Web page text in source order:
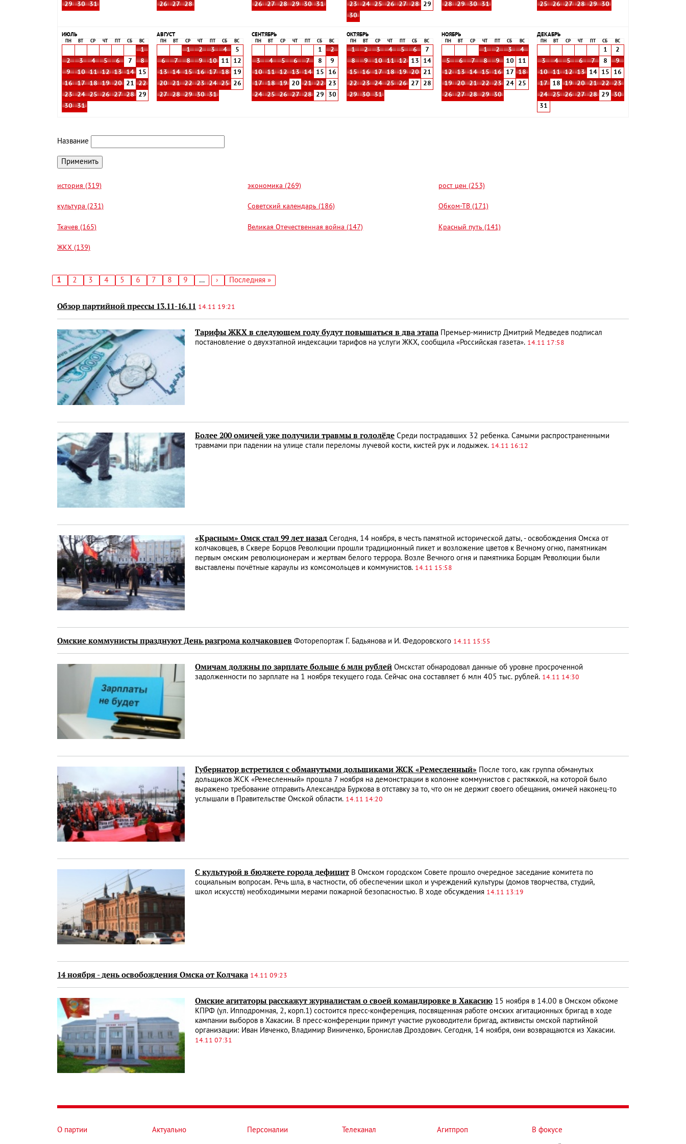
29
30 31
26
27 28
26
27 28 29 30 31
23
24 25 26 27 28
29
30
28
29 30 31
25
26 27 28 29 30
ИЮЛЬ
ПН ВТ СР ЧТ СБ ВС
1
2
3 4 5 6 7
8
9
10 11 12 13 14
15
16
17 18 19 20 21
22
23
24 25 26 27 28
29
30
31
АВГУСТ
ПН ВТ СР ЧТ СБ ВС
1 2 3 4
5
6
7 8 9 10 11
12
13
14 15 16 17 18
19
20
21 22 23 24 25
26
27
28 29 30 31
СЕНТЯБРЬ
ПН ВТ СР ЧТ СБ ВС
1
2
3
4 5 6 7 8
9
10
11 12 13 14 15
16
17
18 19 20 21 22
23
24
25 26 27 28 29 30
ОКТЯБРЬ
ПН ВТ СР ЧТ СБ ВС
1 2 3 4 5 6
7
8
9 10 11 12 13
14
15
16 17 18 19 20
21
22
23 24 25 26 27
28
29
30 31
НОЯБРЬ
ПН ВТ СР ЧТ СБ ВС
1 2 3
4
5
6 7 8 9 10
11
12
13 14 15 16 17
18
19
20 21 22 23 24
25
26
27 28 29 30
ДЕКАБРЬ
ПН ВТ СР ЧТ СБ ВС
1
2
3
4 5 6 7 8
9
10
11 12 13 14 15
16
17
18 19 20 21 22
23
24
25 26 27 28 29
30
31
Название
история (319) экономика (269) рост цен (253)
культура (231) Советский календарь (186) Обком-ТВ (171)
Ткачев (165) Великая Отечественная война (147) Красный путь (141)
ЖКХ (139)
Текущая
1 Страница
2 Страница
3 Страница
4 Страница
5 Страница
6 Страница
7 Страница
8 Страница
9 …
Следующая
›
Последняя
Последняя »
Обзор партийной прессы 13.11-16.11 14.11 19:21
Тарифы ЖКХ в следующем году будут повышаться в два этапа Премьер-министр Дмитрий Медведев подписал
постановление о двухэтапной индексации тарифов на услуги ЖКХ, сообщила «Российская газета». 14.11 17:58
Более 200 омичей уже получили травмы в гололёде Среди пострадавших 32 ребенка. Самыми распространенными
травмами при падении на улице стали переломы лучевой кости, кистей рук и лодыжек. 14.11 16:12
«Красным» Омск стал 99 лет назад Сегодня, 14 ноября, в честь памятной исторической даты, - освобождения Омска от
колчаковцев, в Сквере Борцов Революции прошли традиционный пикет и возложение цветов к Вечному огню, памятникам
первым омским революционерам и жертвам белого террора. Возле Вечного огня и памятника Борцам Революции были
выставлены почётные караулы из комсомольцев и коммунистов. 14.11 15:58
Омские коммунисты празднуют День разгрома колчаковцев Фоторепортаж Г. Бадьянова и И. Федоровского 14.11 15:55
Омичам должны по зарплате больше 6 млн рублей Омскстат обнародовал данные об уровне просроченной
задолженности по зарплате на 1 ноября текущего года. Сейчас она составляет 6 млн 405 тыс. рублей. 14.11 14:30
Губернатор встретился с обманутыми дольщиками ЖСК «Ремесленный» После того, как группа обманутых
дольщиков ЖСК «Ремесленный» прошла 7 ноября на демонстрации в колонне коммунистов с растяжкой, на которой было
выражено требование отправить Александра Буркова в отставку за то, что он не держит своего обещания, омичей наконец-то
услышали в Правительстве Омской области. 14.11 14:20
С культурой в бюджете города дефицит В Омском городском Совете прошло очередное заседание комитета по
социальным вопросам. Речь шла, в частности, об обеспечении школ и учреждений культуры (домов творчества, студий,
школ искусств) необходимыми мерами пожарной безопасностью. В ходе обсуждения 14.11 13:19
14 ноября - день освобождения Омска от Колчака 14.11 09:23
Омские агитаторы расскажут журналистам о своей командировке в Хакасию 15 ноября в 14.00 в Омском обкоме
КПРФ (ул. Ипподромная, 2, корп.1) состоится пресс-конференция, посвященная работе омских агитационных бригад в ходе
кампании выборов в Хакасии. В пресс-конференции примут участие руководители бригад, активисты омской партийной
организации: Иван Ивченко, Владимир Виниченко, Бронислав Дроздович. Сегодня, 14 ноября, они возвращаются из Хакасии.
14.11 07:31
О партии Актуально Персоналии Телеканал Агитпроп В фокусе